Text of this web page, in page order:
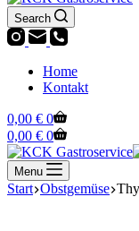
Search
Home
Kontakt
Warenkorb
0,00 € 0
Warenkorb
0,00 € 0
Menu
Start Obstgemüse